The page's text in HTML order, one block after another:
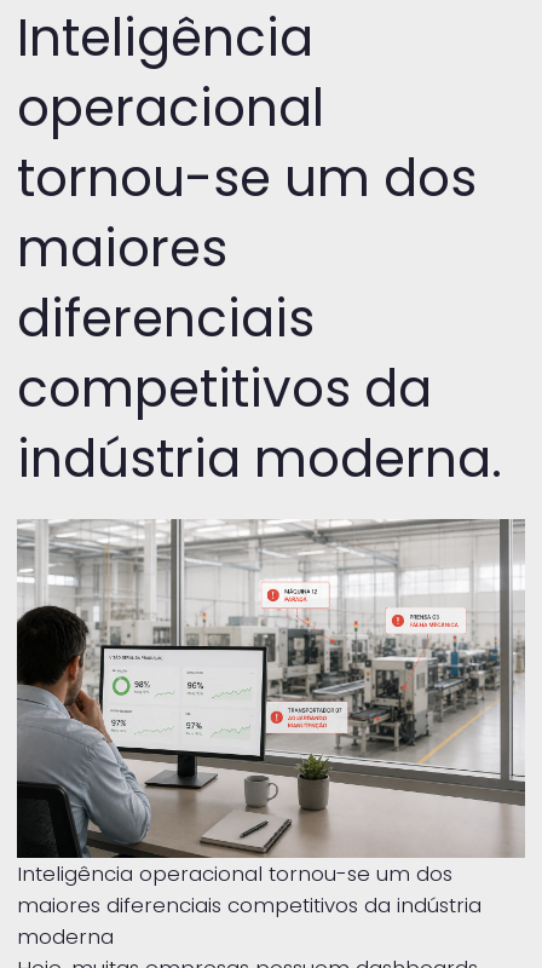
Inteligência
operacional
tornou-se um dos
maiores
diferenciais
competitivos da
indústria moderna.
Inteligência operacional tornou-se um dos
maiores diferenciais competitivos da indústria
moderna